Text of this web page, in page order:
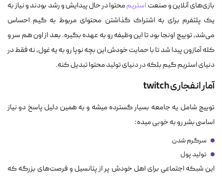
بازی‌های آنلاین و صنعتاستریممحتوا در حال پیدایش و رشد بودند و نیاز به
یک پلتفرم برای به اشتراک گذاشتن محتوای مربوط به گیم احساس
می‌شد، توییچ اونجا بود تا این وظیفه رو به عهده بگیره. بعد از اون هم سر و
کله آمازون پیدا شد تا با حمایت خودش این بچه نوپا رو به یه غول، نه فقط در
دنیای استریم گیم بلکه در دنیای تولید محتوا تبدیل کنه.
آمار انفجاری twitch
توییچ شامل یه جامعه بسیار گسترده میشه و به همین دلیل پاسخ دو نیاز
اساسی بشر رو به خوبی میده:
سرگرم شدن
تولید پول
این شبکه اجتماعی برای اهل خودش پر از پتانسیل و فرصت‌های بزرگه که